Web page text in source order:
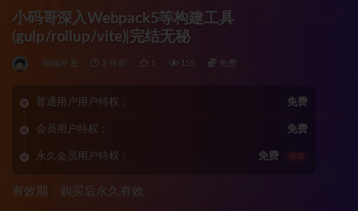
小码哥深入Webpack5等构建工具
(gulp/rollup/vite)|完结无秘
前端开发 3 年前 1 155 免费
普通用户用户特权： 免费
会员用户特权： 免费
永久会员用户特权： 免费 推荐
有效期：购买后永久有效